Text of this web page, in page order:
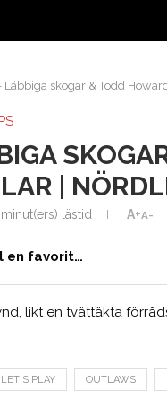
Läbbiga skogar & Todd
|
lästid A+A-
en favorit…
likt en tvättäkta
LET'S PLAY OUTLAWS